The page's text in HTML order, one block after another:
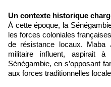
Un contexte historique
À cette époque, la
les forces coloniales
de résistance locaux.
militaire influent, aspirait
Sénégambie, en s’opposant
aux forces traditionnelles